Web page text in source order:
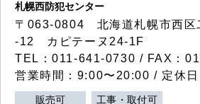
札幌西防犯センター
〒063-0804 北海道札幌市西区
-12 カピテーヌ24-1F
TEL：011-641-0730 / FAX：
営業時間：9:00〜20:00 / 定休日
販売可 工事・取付可